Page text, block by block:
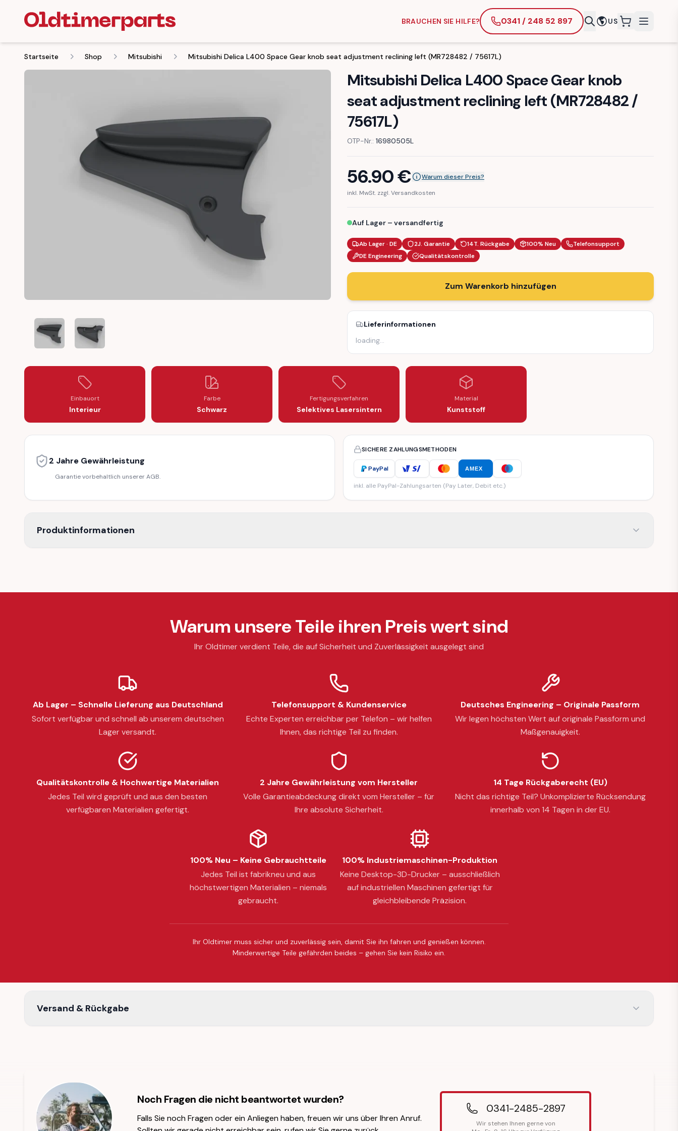
BRAUCHEN SIE HILFE? 0341 / 248 52 897 US
Startseite Shop Mitsubishi Mitsubishi Delica L400 Space Gear knob seat adjustment reclining left (MR728482 / 75617L)
MITSUBISHI DELICA L400 SPACE GEAR KNOB SEAT ADJUSTMENT RECLINING LEFT (MR728482 / 75617L)
MITSUBISHI DELICA L400 SPACE GEAR KNOB SEAT ADJUSTMENT RECLINING LEFT (MR728482 / 75617L)
Mitsubishi Delica L400 Space Gear knob
seat adjustment reclining left (MR728482 /
75617L)
OTP-Nr.: 16980505L
56.90€
Warum dieser Preis?
inkl. MwSt. zzgl. Versandkosten
Auf Lager – versandfertig
Ab Lager · DE 2J. Garantie 14T. Rückgabe 100% Neu
Telefonsupport
DE Engineering
Qualitätskontrolle
Zum Warenkorb hinzufügen
Lieferinformationen
loading…
Einbauort
Interieur
Farbe
Schwarz
Fertigungsverfahren
Selektives Lasersintern
Material
Kunststoff
2 Jahre Gewährleistung
Garantie vorbehaltlich unserer AGB.
SICHERE ZAHLUNGSMETHODEN
PayPal AMEX
inkl. alle PayPal-Zahlungsarten (Pay Later, Debit etc.)
Produktinformationen
Warum unsere Teile ihren Preis wert sind
Ihr Oldtimer verdient Teile, die auf Sicherheit und Zuverlässigkeit ausgelegt sind
Ab Lager – Schnelle Lieferung aus Deutschland
Sofort verfügbar und schnell ab unserem deutschen
Lager versandt.
Telefonsupport & Kundenservice
Echte Experten erreichbar per Telefon – wir helfen
Ihnen, das richtige Teil zu finden.
Deutsches Engineering – Originale Passform
Wir legen höchsten Wert auf originale Passform und
Maßgenauigkeit.
Qualitätskontrolle & Hochwertige Materialien
Jedes Teil wird geprüft und aus den besten
verfügbaren Materialien gefertigt.
2 Jahre Gewährleistung vom Hersteller
Volle Garantieabdeckung direkt vom Hersteller – für
Ihre absolute Sicherheit.
14 Tage Rückgaberecht (EU)
Nicht das richtige Teil? Unkomplizierte Rücksendung
innerhalb von 14 Tagen in der EU.
100% Neu – Keine Gebrauchtteile
Jedes Teil ist fabrikneu und aus
höchstwertigen Materialien – niemals
gebraucht.
100% Industriemaschinen-Produktion
Keine Desktop-3D-Drucker – ausschließlich
auf industriellen Maschinen gefertigt für
gleichbleibende Präzision.
Ihr Oldtimer muss sicher und zuverlässig sein, damit Sie ihn fahren und genießen können.
Minderwertige Teile gefährden beides – gehen Sie kein Risiko ein.
Versand & Rückgabe
Noch Fragen die nicht beantwortet wurden?
Falls Sie noch Fragen oder ein Anliegen haben, freuen wir uns über Ihren Anruf.
0341-2485-2897
Wir stehen Ihnen gerne von